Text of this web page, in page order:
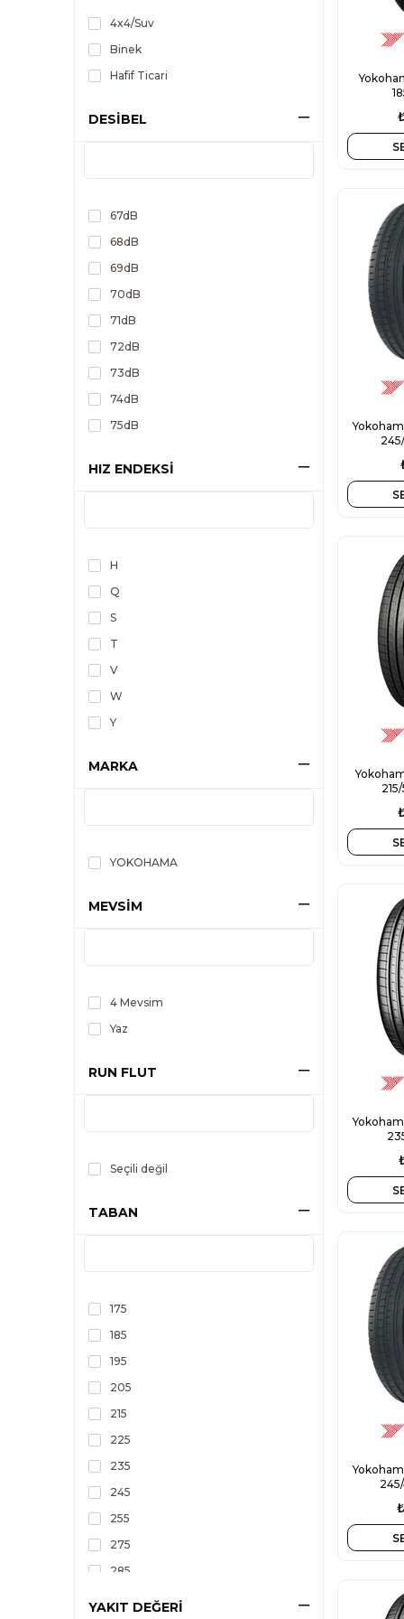
4x4/Suv
Binek
Hafif Ticari
DESİBEL
67dB
68dB
69dB
70dB
71dB
72dB
73dB
74dB
75dB
HIZ ENDEKSİ
H
Q
S
T
V
W
Y
MARKA
YOKOHAMA
MEVSİM
4 Mevsim
Yaz
RUN FLUT
Seçili değil
TABAN
175
185
195
205
215
225
235
245
255
275
285
YAKIT DEĞERİ